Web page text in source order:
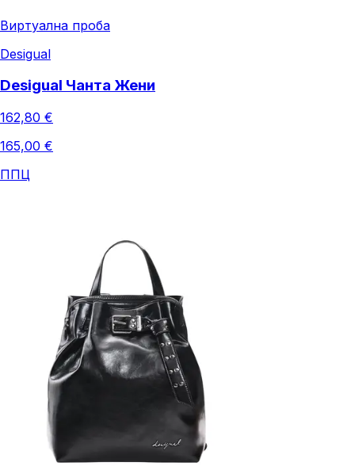
Виртуална проба
Desigual
Desigual Чанта Жени
162,80 €
165,00 €
ППЦ